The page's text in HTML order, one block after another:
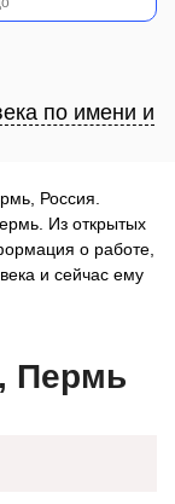
по имени и
Россия.
Из открытых
о работе,
и сейчас ему
Пермь